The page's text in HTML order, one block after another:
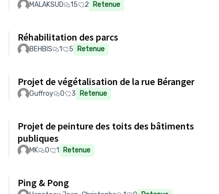
MALAKSUD 15 2 Retenue
Réhabilitation des parcs
BEHBIS 1 5 Retenue
Projet de végétalisation de la rue Béranger
Guffroy 0 3 Retenue
Projet de peinture des toits des bâtiments
publiques
MK 0 1 Retenue
Ping & Pong